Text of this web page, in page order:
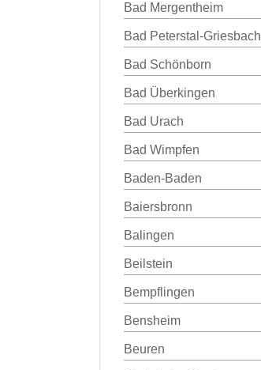
Bad Mergentheim
Bad Peterstal-Griesbach
Bad Schönborn
Bad Überkingen
Bad Urach
Bad Wimpfen
Baden-Baden
Baiersbronn
Balingen
Beilstein
Bempflingen
Bensheim
Beuren